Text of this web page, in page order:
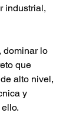
industrial,
dominar lo
que
alto nivel,
y